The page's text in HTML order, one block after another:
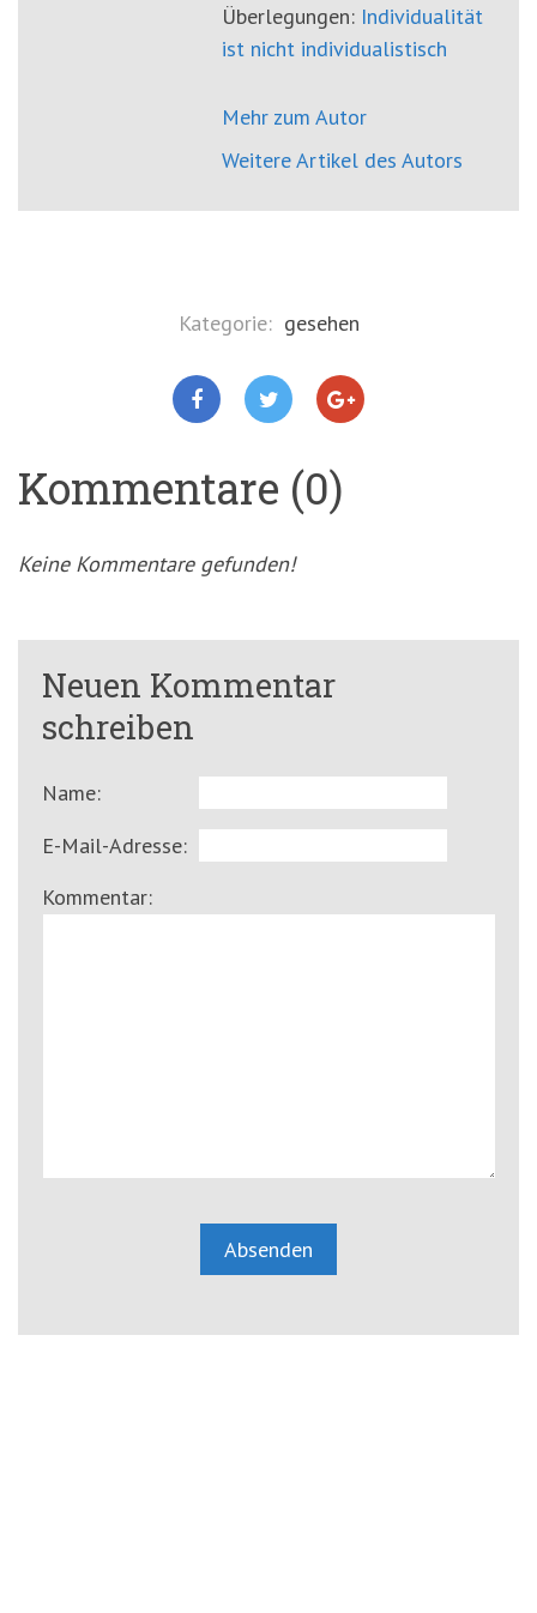
Überlegungen: Individualität
ist nicht individualistisch
Mehr zum Autor
Weitere Artikel des Autors
Kategorie: gesehen
Kommentare (0)
Keine Kommentare gefunden!
Neuen Kommentar
schreiben
Name:
E-Mail-Adresse:
Kommentar: